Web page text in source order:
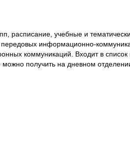
расписание, учебные и
информационно-
коммуникаций. Входит в
получить на дневном